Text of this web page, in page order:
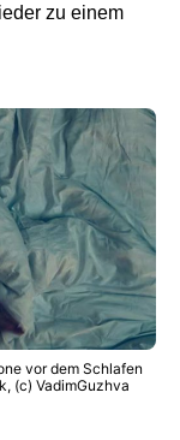
zu einem
vor dem Schlafen
(c) VadimGuzhva